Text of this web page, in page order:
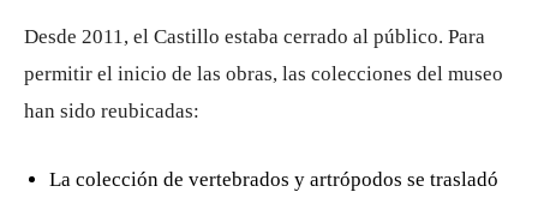
Desde 2011, el Castillo estaba cerrado al público. Para
permitir el inicio de las obras, las colecciones del museo
han sido reubicadas:
La colección de vertebrados y artrópodos se trasladó